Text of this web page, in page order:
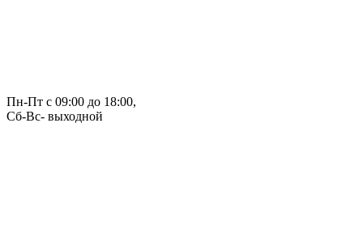
Пн-Пт с 09:00 до 18:00,
Сб-Вс- выходной